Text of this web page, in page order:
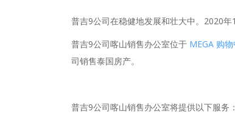
普吉9公司在稳健地发展和壮大中。2020
普吉9公司喀山销售办公室位于 MEGA 购
司销售泰国房产。
普吉9公司喀山销售办公室将提供以下服务：